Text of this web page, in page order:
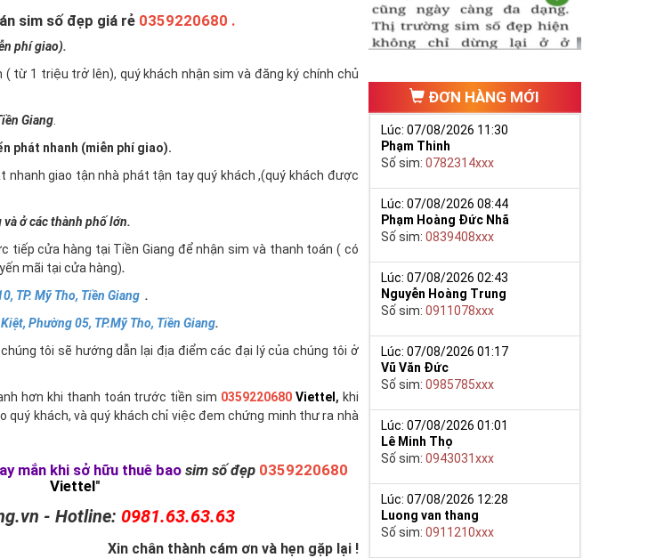
sim số đẹp giá rẻ 0359220680 .
phí giao).
từ 1 triệu trở lên), quý khách nhận sim và đăng ký chính chủ
Giang
phát nhanh (miễn phí giao).
nhanh giao tận nhà phát tận tay quý khách ,(quý khách được
và ở các thành phố lớn.
tiếp cửa hàng tại Tiền Giang để nhận sim và thanh toán ( có
mãi tại cửa hàng).
TP. Mỹ Tho, Tiền Giang .
Phường 05, TP.Mỹ Tho, Tiền Giang.
tôi sẽ hướng dẫn lại địa điểm các đại lý của chúng tôi ở
hơn khi thanh toán trước tiền sim 0359220680 Viettel , khi
quý khách, và quý khách chỉ việc đem chứng minh thư ra nhà
mắn khi sở hữu thuê baosim số đẹp 0359220680
Viettel"
- Hotline: 0981.63.63.63
Xin chân thành cám ơn và hẹn gặp lại !
ĐƠN HÀNG MỚI
Lúc: 07/08/2026 11:30
Phạm Thinh
Số sim:0782314xxx
Lúc: 07/08/2026 08:44
Phạm Hoàng Đức Nhã
Số sim:0839408xxx
Lúc: 07/08/2026 02:43
Nguyễn Hoàng Trung
Số sim:0911078xxx
Lúc: 07/08/2026 01:17
Vũ Văn Đức
Số sim:0985785xxx
Lúc: 07/08/2026 01:01
Lê Minh Thọ
Số sim:0943031xxx
Lúc: 07/08/2026 12:28
Luong van thang
Số sim:0911210xxx